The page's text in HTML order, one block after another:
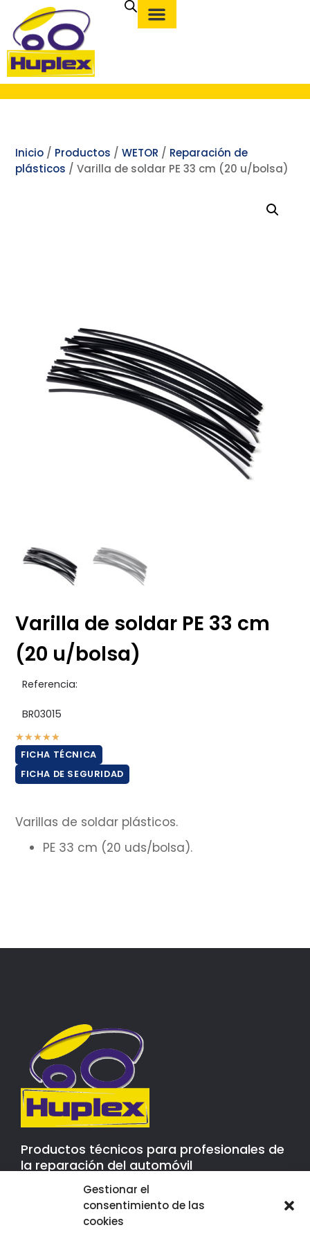
Gestionar el
consentimiento de las
cookies
Inicio / Productos / WETOR / Reparación de
plásticos / Varilla de soldar PE 33 cm (20 u/bolsa)
Varilla de soldar PE 33 cm
(20 u/bolsa)
Referencia:
BR03015
★★★★★
FICHA TÉCNICA
FICHA DE SEGURIDAD
Varillas de soldar plásticos.
PE 33 cm (20 uds/bolsa).
Productos técnicos para profesionales de
la reparación del automóvil
Contacto
P.l. Mas d´En Cisa